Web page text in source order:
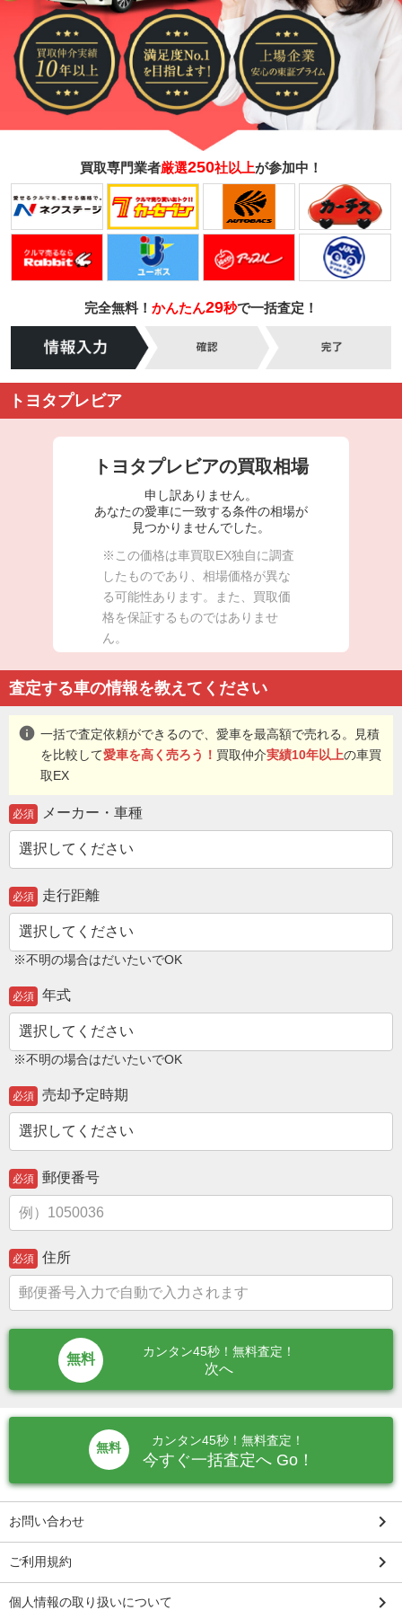
買取専門業者厳選250社以上が参加中！
完全無料！ かんたん29秒で一括査定！
トヨタプレビア
トヨタプレビアの買取相場
申し訳ありません。
あなたの愛車に一致する条件の相場が
見つかりませんでした。
※この価格は車買取EX独自に調査
したものであり、相場価格が異な
る可能性あります。また、買取価
格を保証するものではありませ
ん。
査定する車の情報を教えてください
info 一括で査定依頼ができるので、愛車を最高額で売れる。見積
を比較して愛車を高く売ろう！ 買取仲介実績10年以上の車買
取EX
必須 メーカー・車種
必須 走行距離
※不明の場合はだいたいでOK
必須 年式
※不明の場合はだいたいでOK
必須 売却予定時期
必須 郵便番号
必須 住所
カンタン45秒！無料査定！
次へ
無料
カンタン45秒！無料査定！
今すぐ一括査定へ Go！
お問い合わせ keyboard_arrow_right
ご利用規約 keyboard_arrow_right
個人情報の取り扱いについて keyboard_arrow_right